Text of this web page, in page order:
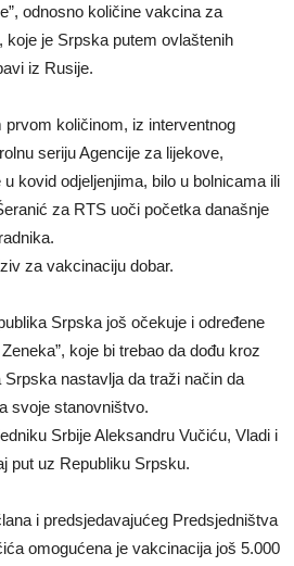
odnosno količine vakcina za
koje je Srpska putem ovlaštenih
iz Rusije.
prvom količinom, iz interventnog
seriju Agencije za lijekove,
kovid odjeljenjima, bilo u bolnicama ili
za RTS uoči početka današnje
za vakcinaciju dobar.
Srpska još očekuje i određene
koje bi trebao da dođu kroz
Srpska nastavlja da traži način da
svoje stanovništvo.
Srbije Aleksandru Vučiću, Vladi i
put uz Republiku Srpsku.
i predsjedavajućeg Predsjedništva
omogućena je vakcinacija još 5.000